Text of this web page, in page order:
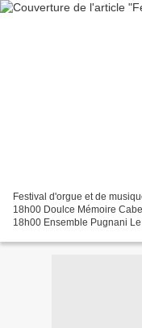
Festival d'orgue et de
18h00 Doulce Mémoire
18h00 Ensemble Pugnani